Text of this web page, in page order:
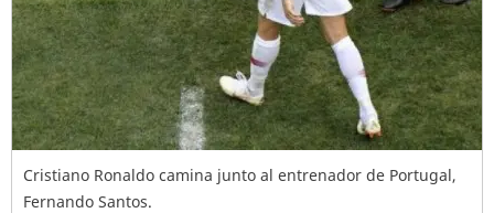
Cristiano Ronaldo camina junto al entrenador de Portugal,
Fernando Santos.